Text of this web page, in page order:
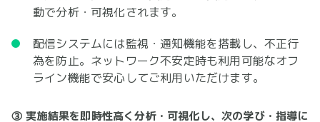
動で分析・可視化されます。
配信システムには監視・通知機能を搭載し、不正行
為を防止。ネットワーク不安定時も利用可能なオフ
ライン機能で安心してご利用いただけます。
③ 実施結果を即時性高く分析・可視化し、次の学び・指導に